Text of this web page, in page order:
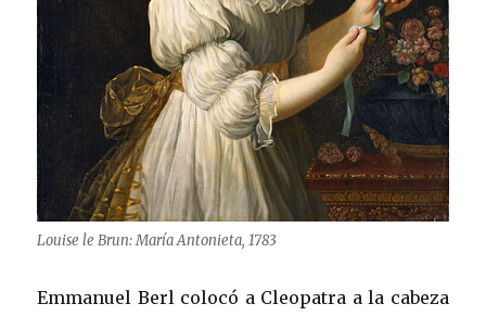
Louise le Brun: María Antonieta, 1783
Emmanuel Berl colocó a Cleopatra a la cabeza